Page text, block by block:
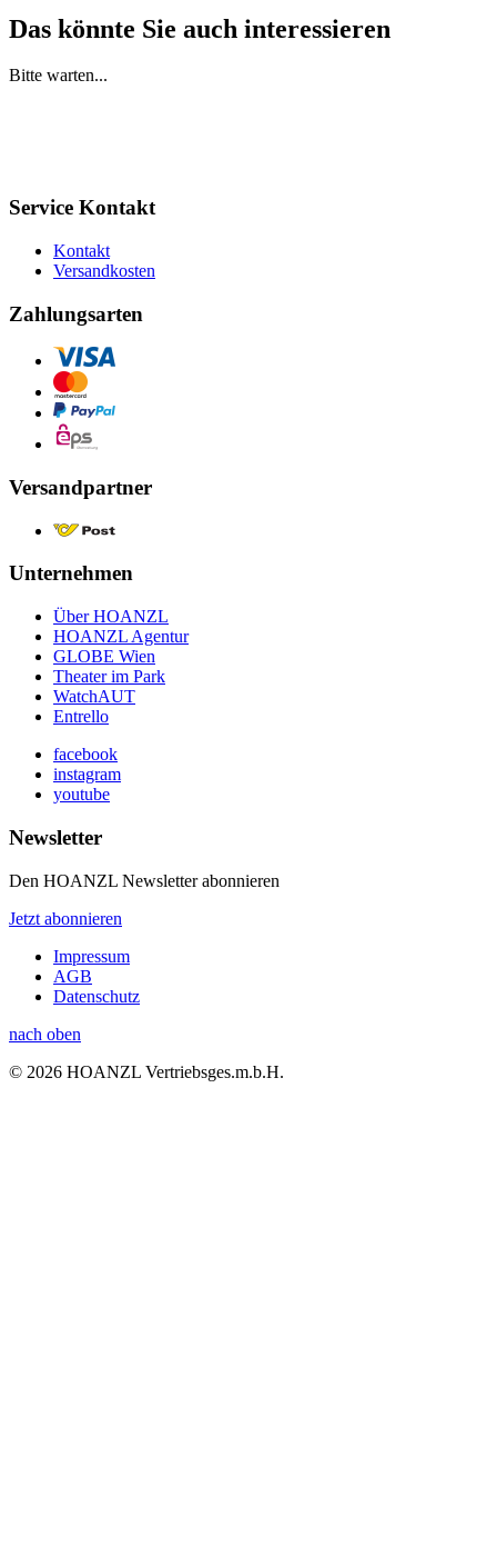
Das könnte Sie auch interessieren
Bitte warten...
Service Kontakt
Kontakt
Versandkosten
Zahlungsarten
Versandpartner
Unternehmen
Über HOANZL
HOANZL Agentur
GLOBE Wien
Theater im Park
WatchAUT
Entrello
facebook
instagram
youtube
Newsletter
Den HOANZL Newsletter abonnieren
Jetzt abonnieren
Impressum
AGB
Datenschutz
nach oben
© 2026 HOANZL Vertriebsges.m.b.H.